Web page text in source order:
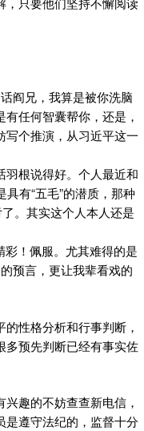
阎兄，我算是被你洗脑
任何智囊帮你，还是，
写个推演，从习近平这一
羽根说得好。个人最近和
有“五毛”的潜质，那种
。其实这个人本人还是
彩！佩服。尤其难得的是
预言，更让我辈看戏的
性格分析和行事判断，
多预先判断已经有事实佐
趣的不妨查查新电信，
是遵守法纪的，监督十分